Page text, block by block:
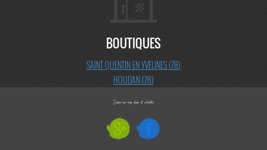
BOUTIQUES
SAINT QUENTIN EN YVELINES (78)
HOUDAN (78)